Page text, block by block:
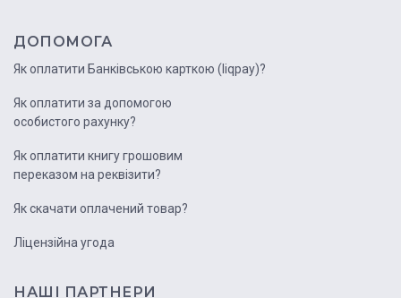
ДОПОМОГА
Як оплатити Банківською карткою (liqpay)?
Як оплатити за допомогою
особистого рахунку?
Як оплатити книгу грошовим
переказом на реквізити?
Як скачати оплачений товар?
Ліцензійна угода
НАШІ ПАРТНЕРИ